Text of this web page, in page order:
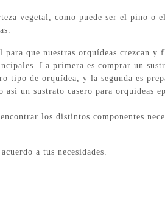
vegetal, como puede ser el pino o
que nuestras orquídeas crezcan y
La primera es comprar un
tipo de orquídea, y la segunda es
así un sustrato casero para orquídeas
los distintos componentes
a tus necesidades.